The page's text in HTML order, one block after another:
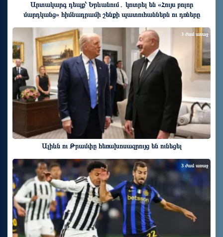
Արտակարգ դեպք՝ Երևանում․ կոտրել են «Հույս բոլոր
մարդկանց» հիմնադրամի շենքի պատուհաններն ու դռները
Ալիևն ու Թրամփը հեռախոսազրույց են ունեցել
3 ժամ առաջ
3 ժամ առաջ